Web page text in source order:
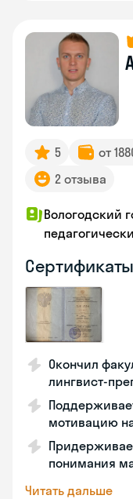
5 от
2 отзыва
Вологодский
Сертификаты
Окончил
лингвист-
мотивацию
понимания
Читать дальше